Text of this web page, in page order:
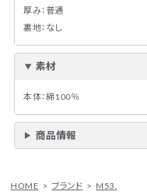
厚み：普通
裏地：なし
素材
本体：綿100％
商品情報
HOME ブランド
M53.